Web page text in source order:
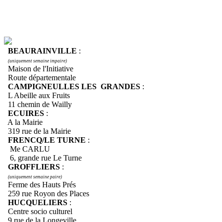
BEAURAINVILLE :
(uniquement semaine impaire)
Maison de l'Initiative
Route départementale
CAMPIGNEULLES LES GRANDES :
L Abeille aux Fruits
11 chemin de Wailly
ECUIRES :
A la Mairie
319 rue de la Mairie
FRENCQ/LE TURNE :
Me CARLU
6, grande rue Le Turne
GROFFLIERS :
(uniquement semaine paire)
Ferme des Hauts Prés
259 rue Royon des Places
HUCQUELIERS :
Centre socio culturel
9 rue de la Longeville